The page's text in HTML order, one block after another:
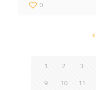
0
1 2 3
9
10 11